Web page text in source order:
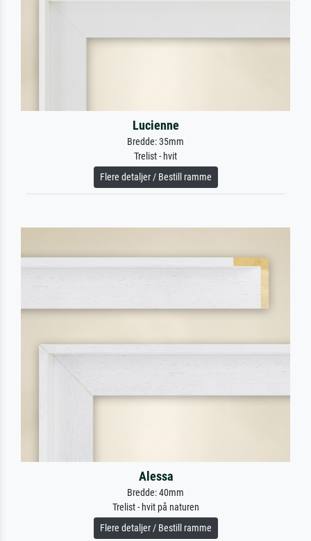
Lucienne
Bredde: 35mm
Trelist - hvit
Flere detaljer / Bestill ramme
Alessa
Bredde: 40mm
Trelist - hvit på naturen
Flere detaljer / Bestill ramme